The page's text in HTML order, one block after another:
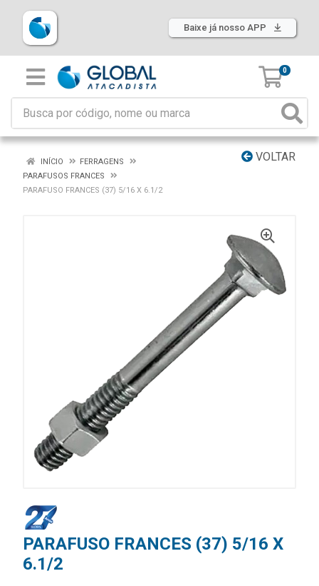
Baixe já nosso APP
0
VOLTAR
INÍCIO
FERRAGENS
PARAFUSOS FRANCES
PARAFUSO FRANCES (37) 5/16 X 6.1/2
PARAFUSO FRANCES (37) 5/16 X
6.1/2